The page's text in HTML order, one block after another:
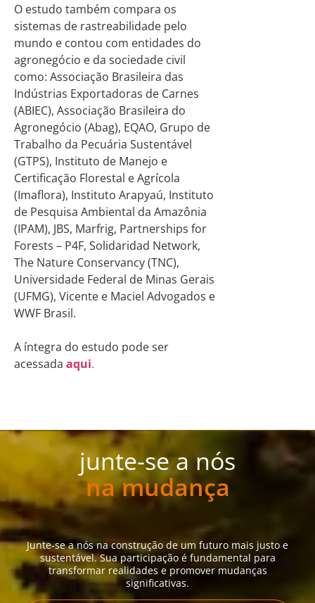
O estudo também compara os
sistemas de rastreabilidade pelo
mundo e contou com entidades do
agronegócio e da sociedade civil
como: Associação Brasileira das
Indústrias Exportadoras de Carnes
(ABIEC), Associação Brasileira do
Agronegócio (Abag), EQAO, Grupo de
Trabalho da Pecuária Sustentável
(GTPS), Instituto de Manejo e
Certificação Florestal e Agrícola
(Imaflora), Instituto Arapyaú, Instituto
de Pesquisa Ambiental da Amazônia
(IPAM), JBS, Marfrig, Partnerships for
Forests – P4F, Solidaridad Network,
The Nature Conservancy (TNC),
Universidade Federal de Minas Gerais
(UFMG), Vicente e Maciel Advogados e
WWF Brasil.
A íntegra do estudo pode ser
acessada aqui.
junte-se a nós
na mudança
Junte-se a nós na construção de um futuro mais justo e
sustentável. Sua participação é fundamental para
transformar realidades e promover mudanças
significativas.